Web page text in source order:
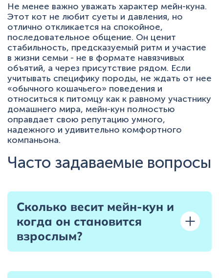
Не менее важно уважать характер мейн-куна.
Этот кот не любит суеты и давления, но
отлично откликается на спокойное,
последовательное общение. Он ценит
стабильность, предсказуемый ритм и участие
в жизни семьи - не в формате навязчивых
объятий, а через присутствие рядом. Если
учитывать специфику породы, не ждать от нее
«обычного кошачьего» поведения и
относиться к питомцу как к равному участнику
домашнего мира, мейн-кун полностью
оправдает свою репутацию умного,
надежного и удивительно комфортного
компаньона.
Часто задаваемые вопросы
Сколько весит мейн-кун и
когда он становится
взрослым?